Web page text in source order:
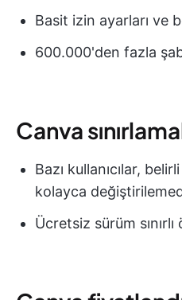
Basit izin ayarları ve
600.000'den fazla
Canva
Bazı kullanıcılar,
kolayca
Ücretsiz sürüm